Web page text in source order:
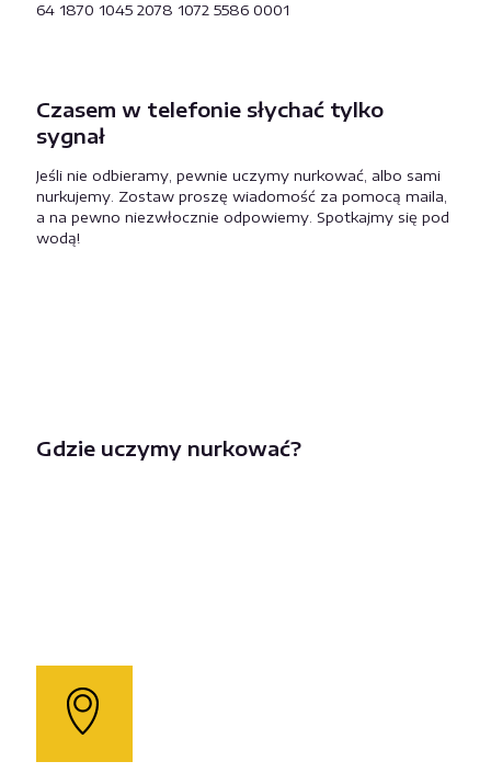
64 1870 1045 2078 1072 5586 0001
Czasem w telefonie słychać tylko
sygnał
Jeśli nie odbieramy, pewnie uczymy nurkować, albo sami
nurkujemy. Zostaw proszę wiadomość za pomocą maila,
a na pewno niezwłocznie odpowiemy. Spotkajmy się pod
wodą!
Gdzie uczymy nurkować?